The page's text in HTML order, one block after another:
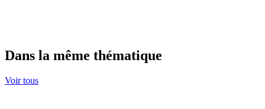
Dans la même thématique
Voir tous